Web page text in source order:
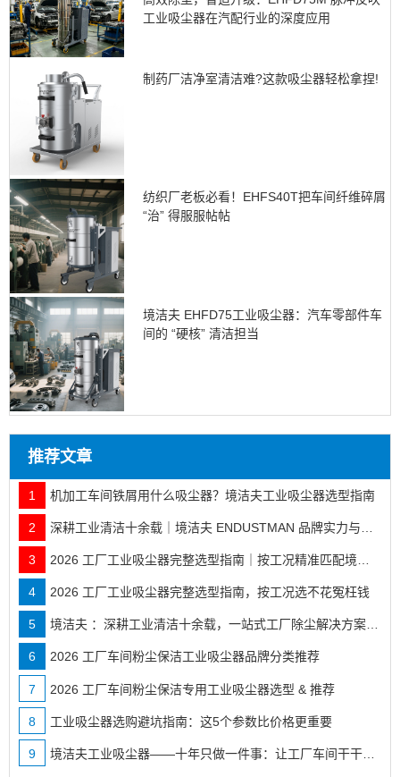
工业吸尘器在汽配行业的深度应用
制药厂洁净室清洁难?这款吸尘器轻松拿捏!
纺织厂老板必看！EHFS40T把车间纤维碎屑
“治” 得服服帖帖
境洁夫 EHFD75工业吸尘器：汽车零部件车
间的 “硬核” 清洁担当
推荐文章
1 机加工车间铁屑用什么吸尘器？境洁夫工业吸尘器选型指南
2 深耕工业清洁十余载｜境洁夫 ENDUSTMAN 品牌实力与全行业落地案例
3 2026 工厂工业吸尘器完整选型指南｜按工况精准匹配境洁夫全系机型
4 2026 工厂工业吸尘器完整选型指南，按工况选不花冤枉钱
5 境洁夫 ：深耕工业清洁十余载，一站式工厂除尘解决方案服务商
6 2026 工厂车间粉尘保洁工业吸尘器品牌分类推荐
7 2026 工厂车间粉尘保洁专用工业吸尘器选型 & 推荐
8 工业吸尘器选购避坑指南：这5个参数比价格更重要
9 境洁夫工业吸尘器——十年只做一件事：让工厂车间干干净净